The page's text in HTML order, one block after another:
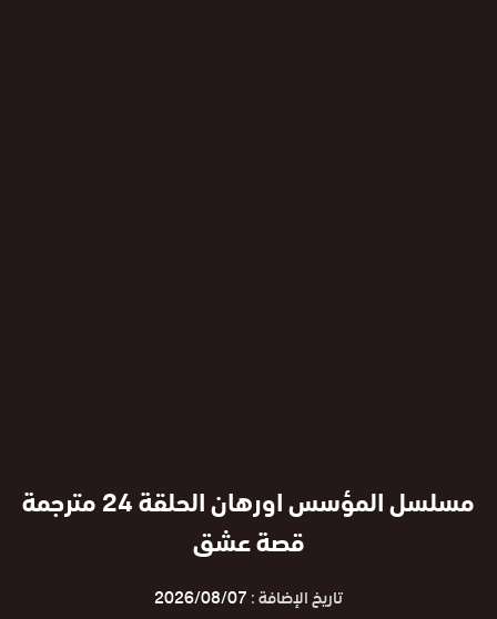
مسلسل المؤسس اورهان الحلقة 24 مترجمة
قصة عشق
تاريخ الإضافة :2026/08/07